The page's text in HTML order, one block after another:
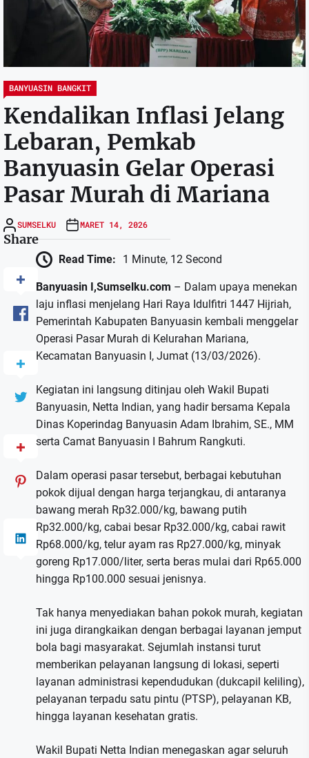
BANYUASIN BANGKIT
Kendalikan Inflasi Jelang
Lebaran, Pemkab
Banyuasin Gelar Operasi
Pasar Murah di Mariana
SUMSELKU MARET 14, 2026
Share
Read Time: 1 Minute, 12 Second
Banyuasin I,Sumselku.com – Dalam upaya menekan
laju inflasi menjelang Hari Raya Idulfitri 1447 Hijriah,
Pemerintah Kabupaten Banyuasin kembali menggelar
Operasi Pasar Murah di Kelurahan Mariana,
Kecamatan Banyuasin I, Jumat (13/03/2026).
Kegiatan ini langsung ditinjau oleh Wakil Bupati
Banyuasin, Netta Indian, yang hadir bersama Kepala
Dinas Koperindag Banyuasin Adam Ibrahim, SE., MM
serta Camat Banyuasin I Bahrum Rangkuti.
Dalam operasi pasar tersebut, berbagai kebutuhan
pokok dijual dengan harga terjangkau, di antaranya
bawang merah Rp32.000/kg, bawang putih
Rp32.000/kg, cabai besar Rp32.000/kg, cabai rawit
Rp68.000/kg, telur ayam ras Rp27.000/kg, minyak
goreng Rp17.000/liter, serta beras mulai dari Rp65.000
hingga Rp100.000 sesuai jenisnya.
Tak hanya menyediakan bahan pokok murah, kegiatan
ini juga dirangkaikan dengan berbagai layanan jemput
bola bagi masyarakat. Sejumlah instansi turut
memberikan pelayanan langsung di lokasi, seperti
layanan administrasi kependudukan (dukcapil keliling),
pelayanan terpadu satu pintu (PTSP), pelayanan KB,
hingga layanan kesehatan gratis.
Wakil Bupati Netta Indian menegaskan agar seluruh